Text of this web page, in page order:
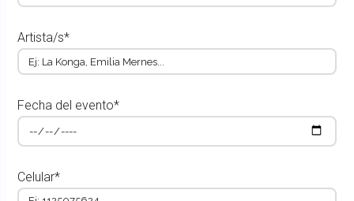
Artista/s*
Fecha del evento*
Celular*